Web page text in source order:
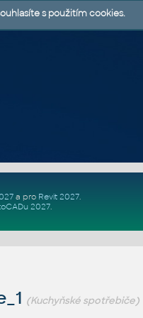
a pro Revit 2027.
2027.
(Kuchyňské spotřebiče)
s použitím cookies.